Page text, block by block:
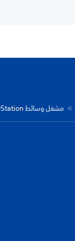
مشغل وسائط PlayStation